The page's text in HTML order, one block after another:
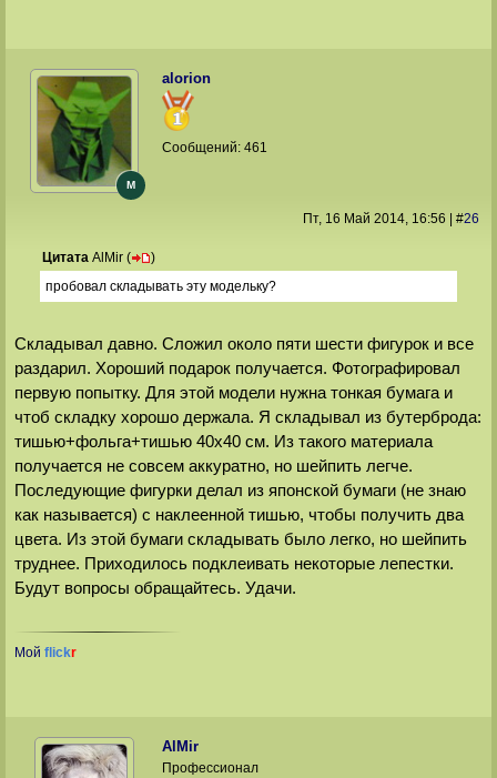
alorion
M
Сообщений:461
Пт, 16 Май 2014, 16:56 #26
Цитата AlMir(
)
пробовал складывать эту модельку?
Складывал давно. Сложил около пяти шести фигурок и все
раздарил. Хороший подарок получается. Фотографировал
первую попытку. Для этой модели нужна тонкая бумага и
чтоб складку хорошо держала. Я складывал из бутерброда:
тишью+фольга+тишью 40х40 см. Из такого материала
получается не совсем аккуратно, но шейпить легче.
Последующие фигурки делал из японской бумаги (не знаю
как называется) с наклеенной тишью, чтобы получить два
цвета. Из этой бумаги складывать было легко, но шейпить
труднее. Приходилось подклеивать некоторые лепестки.
Будут вопросы обращайтесь. Удачи.
Мой flickr
AlMir
Профессионал